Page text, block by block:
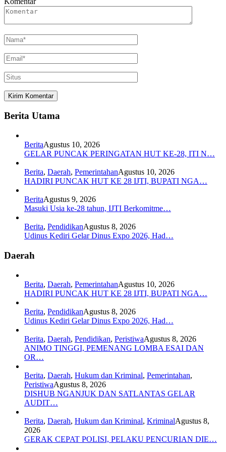
Berita Utama
BeritaAgustus 10, 2026
GELAR PUNCAK PERINGATAN HUT KE-28, ITI N…
Berita, Daerah, PemerintahanAgustus 10, 2026
HADIRI PUNCAK HUT KE 28 IJTI, BUPATI NGA…
BeritaAgustus 9, 2026
Masuki Usia ke-28 tahun, IJTI Berkomitme…
Berita, PendidikanAgustus 8, 2026
Udinus Kediri Gelar Dinus Expo 2026, Had…
Daerah
Berita, Daerah, PemerintahanAgustus 10, 2026
HADIRI PUNCAK HUT KE 28 IJTI, BUPATI NGA…
Berita, PendidikanAgustus 8, 2026
Udinus Kediri Gelar Dinus Expo 2026, Had…
Berita, Daerah, Pendidikan, PeristiwaAgustus 8, 2026
ANIMO TINGGI, PEMENANG LOMBA ESAI DAN
OR…
Berita, Daerah, Hukum dan Kriminal, Pemerintahan,
PeristiwaAgustus 8, 2026
DISHUB NGANJUK DAN SATLANTAS GELAR
AUDIT…
Berita, Daerah, Hukum dan Kriminal, KriminalAgustus 8,
2026
GERAK CEPAT POLISI, PELAKU PENCURIAN DIE…